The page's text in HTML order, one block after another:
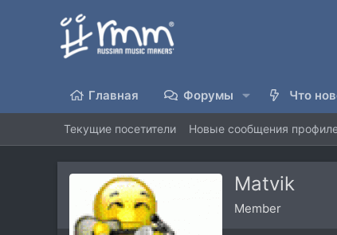
Главная Форумы Что
Текущие посетители Новые сообщения
Matvik
Member